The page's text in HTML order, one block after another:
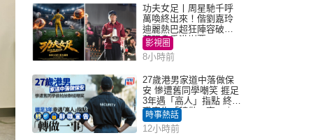
功夫女足丨周星馳千呼
萬喚終出來！偕劉嘉玲
迪麗熱巴超狂陣容破天
荒現身香港謝票
影視圈
8小時前
27歲港男家道中落做保
安 慘遭舊同學嘲笑 捱足
3年遇「高人」指點 終辭
職宣告「轉做一事」｜
Juicy叮
時事熱話
12小時前